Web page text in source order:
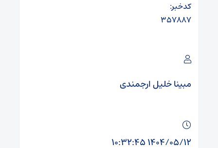
کدخبر:
۳۵۷۸۸۷
مبینا خلیل ارجمندی
۱۴۰۴/۰۵/۱۲ ۱۰:۳۲:۴۵